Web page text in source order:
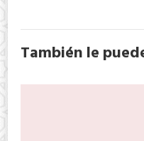
También le